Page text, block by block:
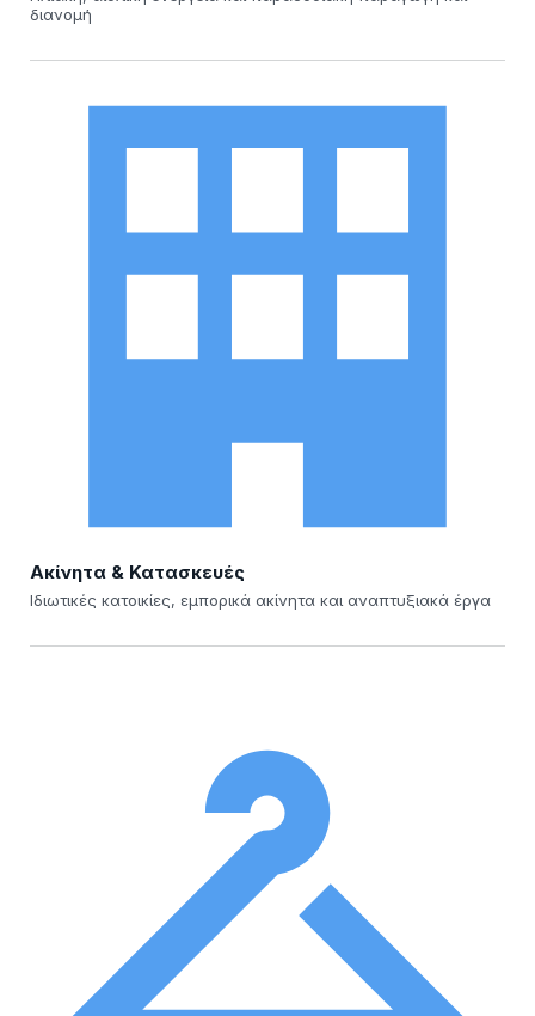
διανομή
Ακίνητα & Κατασκευές
Ιδιωτικές κατοικίες, εμπορικά ακίνητα και αναπτυξιακά έργα